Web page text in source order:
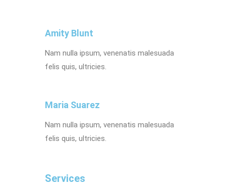
Amity Blunt
Nam nulla ipsum, venenatis malesuada
felis quis, ultricies.
Maria Suarez
Nam nulla ipsum, venenatis malesuada
felis quis, ultricies.
Services